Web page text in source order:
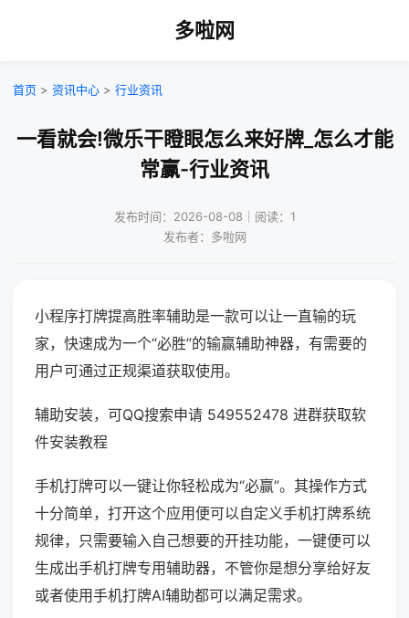
多啦网
首页 > 资讯中心 > 行业资讯
一看就会!微乐干瞪眼怎么来好牌_怎么才能
常赢-行业资讯
发布时间：2026-08-08｜阅读：1
发布者：多啦网
小程序打牌提高胜率辅助是一款可以让一直输的玩
家，快速成为一个“必胜”的输赢辅助神器，有需要的
用户可通过正规渠道获取使用。
辅助安装，可QQ搜索申请 549552478 进群获取软
件安装教程
手机打牌可以一键让你轻松成为“必赢”。其操作方式
十分简单，打开这个应用便可以自定义手机打牌系统
规律，只需要输入自己想要的开挂功能，一键便可以
生成出手机打牌专用辅助器，不管你是想分享给好友
或者使用手机打牌AI辅助都可以满足需求。